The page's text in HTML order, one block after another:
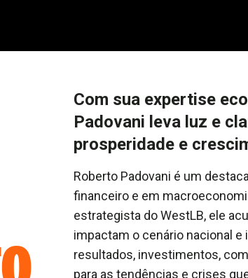
Com sua expertise
Padovani leva luz e
prosperidade e
Roberto Padovani é um
financeiro e em
estrategista do WestLB, ele
impactam o cenário nacional e
resultados, investimentos,
para as tendências e crises